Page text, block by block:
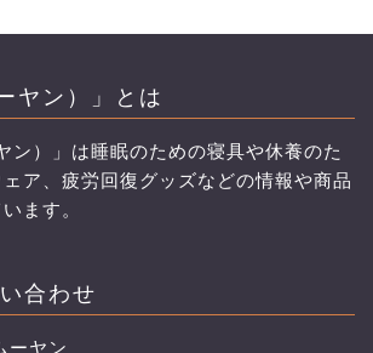
ヤン）」とは
ン）」は睡眠のための寝具や休養のた
ア、疲労回復グッズなどの情報や商品
ます。
い合わせ
ーヤン